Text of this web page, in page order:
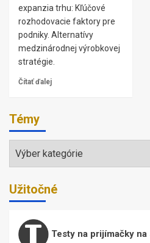
expanzia trhu: Kľúčové
rozhodovacie faktory pre
podniky. Alternatívy
medzinárodnej výrobkovej
stratégie.
Čítať ďalej
Témy
Témy
Užitočné
Testy na prijímačky